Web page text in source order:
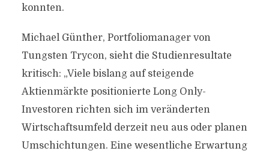
konnten.
Michael Günther, Portfoliomanager von
Tungsten Trycon, sieht die Studienresultate
kritisch: „Viele bislang auf steigende
Aktienmärkte positionierte Long Only-
Investoren richten sich im veränderten
Wirtschaftsumfeld derzeit neu aus oder planen
Umschichtungen. Eine wesentliche Erwartung